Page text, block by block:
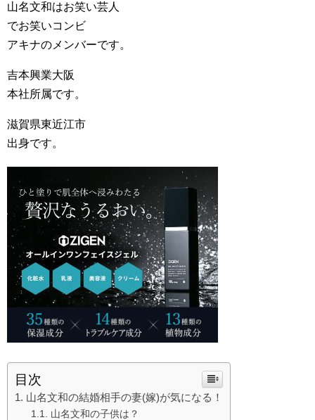
山名文和はお笑い芸人
でお笑いコンビ
アキナのメンバーです。
吉本興業大阪
本社所属です。
滋賀県東近江市
出身です。
目次
山名文和の結婚相手の妻(嫁)が気になる！
山名文和の子供は？